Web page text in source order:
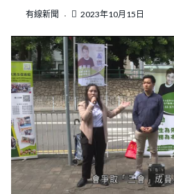
有線新聞 2023年10月15日